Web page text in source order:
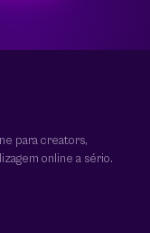
para creators,
online a sério.